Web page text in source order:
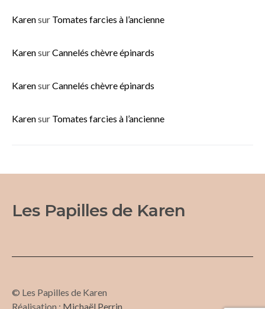
Karensur Tomates farcies à l’ancienne
KarensurCannelés chèvre épinards
KarensurCannelés chèvre épinards
Karensur Tomates farcies à l’ancienne
Les Papilles de Karen
© Les Papilles de Karen
Réalisation : Michaël Perrin